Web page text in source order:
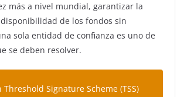
más a nivel mundial, garantizar la
de los fondos sin
sola entidad de confianza es uno de
se deben resolver.
Threshold Signature Scheme (TSS)